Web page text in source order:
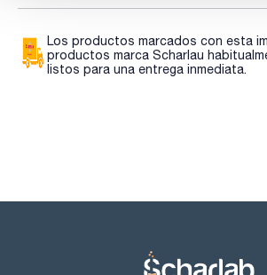
Los productos marcados con esta
productos marca Scharlau
listos para una entrega inmediata.